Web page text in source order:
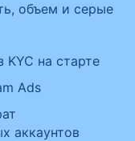
объем и серые
KYC на старте
Ads
аккаунтов